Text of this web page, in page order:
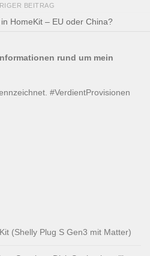
BEITRAG
HomeKit – EU oder China?
rund um mein
#VerdientProvisionen
(Shelly Plug S Gen3 mit Matter)